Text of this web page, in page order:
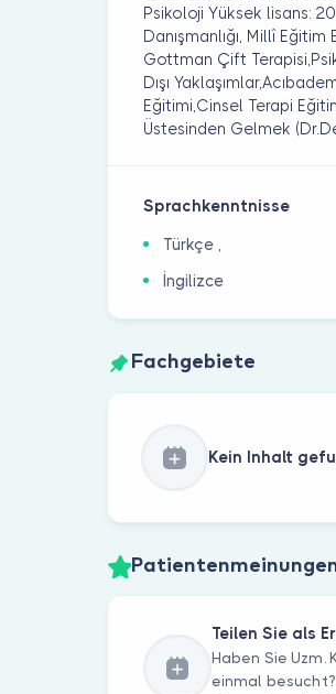
Psikoloji Yüksek lisans:
Danışmanlığı, Millî
Gottman Çift
Dışı
Eğitimi,Cinsel Terapi
Üstesinden Gelmek
Sprachkenntnisse
Türkçe ,
İngilizce
Fachgebiete
Kein Inhalt
Teilen Sie als
Haben Sie Uzm.
einmal